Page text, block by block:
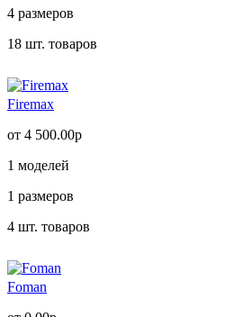
4 размеров
18 шт. товаров
Firemax
от 4 500.00р
1 моделей
1 размеров
4 шт. товаров
Foman